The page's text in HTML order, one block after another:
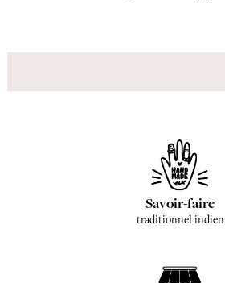
Savoir-faire
traditionnel indien